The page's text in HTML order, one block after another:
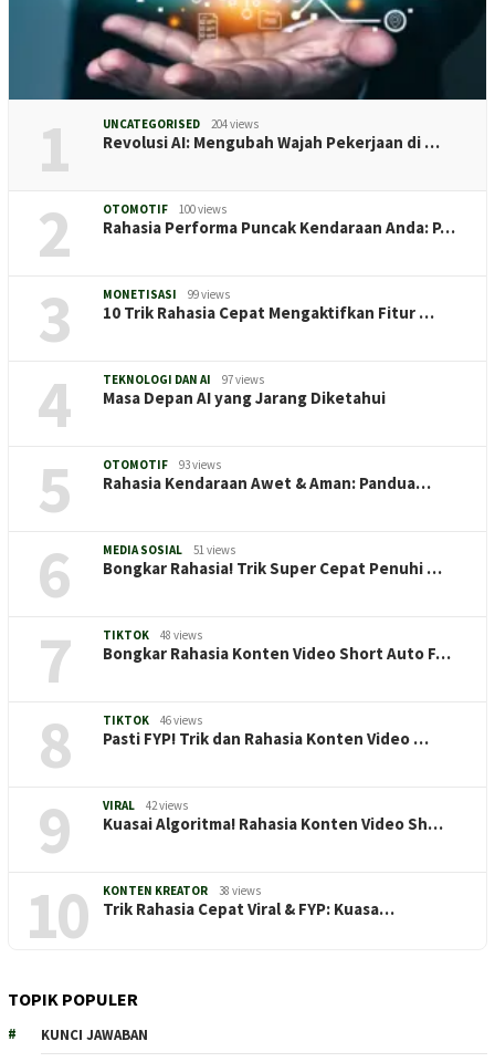
1 UNCATEGORISED 204 views
Revolusi AI: Mengubah Wajah Pekerjaan di …
2 OTOMOTIF 100 views
Rahasia Performa Puncak Kendaraan Anda: P…
3 MONETISASI 99 views
10 Trik Rahasia Cepat Mengaktifkan Fitur …
4 TEKNOLOGI DAN AI 97 views
Masa Depan AI yang Jarang Diketahui
5 OTOMOTIF 93 views
Rahasia Kendaraan Awet & Aman: Pandua…
6 MEDIA SOSIAL 51 views
Bongkar Rahasia! Trik Super Cepat Penuhi …
7 TIKTOK 48 views
Bongkar Rahasia Konten Video Short Auto F…
8 TIKTOK 46 views
Pasti FYP! Trik dan Rahasia Konten Video …
9 VIRAL 42 views
Kuasai Algoritma! Rahasia Konten Video Sh…
10 KONTEN KREATOR 38 views
Trik Rahasia Cepat Viral & FYP: Kuasa…
TOPIK POPULER
KUNCI JAWABAN